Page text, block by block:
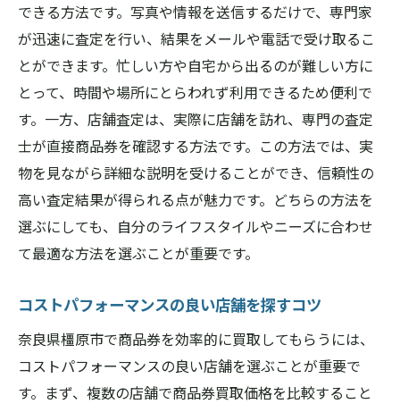
できる方法です。写真や情報を送信するだけで、専門家
が迅速に査定を行い、結果をメールや電話で受け取るこ
とができます。忙しい方や自宅から出るのが難しい方に
とって、時間や場所にとらわれず利用できるため便利で
す。一方、店舗査定は、実際に店舗を訪れ、専門の査定
士が直接商品券を確認する方法です。この方法では、実
物を見ながら詳細な説明を受けることができ、信頼性の
高い査定結果が得られる点が魅力です。どちらの方法を
選ぶにしても、自分のライフスタイルやニーズに合わせ
て最適な方法を選ぶことが重要です。
コストパフォーマンスの良い店舗を探すコツ
奈良県橿原市で商品券を効率的に買取してもらうには、
コストパフォーマンスの良い店舗を選ぶことが重要で
す。まず、複数の店舗で商品券買取価格を比較すること